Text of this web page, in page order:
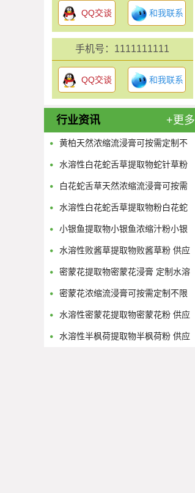
QQ交谈 和我联系
手机号：1111111111
QQ交谈 和我联系
行业资讯 +更多
黄柏天然浓缩流浸膏可按需定制不
限量
水溶性白花蛇舌草提取物蛇针草粉
供应多规格蛇舌草浓缩原液
白花蛇舌草天然浓缩流浸膏可按需
定制不限量
水溶性白花蛇舌草提取物粉白花蛇
舌草浓缩流浸膏
小银鱼提取物小银鱼浓缩汁粉小银
鱼浸膏粉
水溶性败酱草提取物败酱草粉 供应
多规格黄花败酱浓缩原液
密蒙花提取物密蒙花浸膏 定制水溶
性密蒙花浓缩粉
密蒙花浓缩流浸膏可按需定制不限
量
水溶性密蒙花提取物密蒙花粉 供应
多规格密蒙花浓缩原液
水溶性半枫荷提取物半枫荷粉 供应